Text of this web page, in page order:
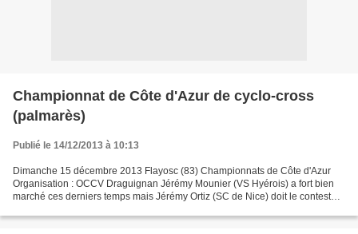
Championnat de Côte d'Azur de cyclo-cross
(palmarès)
Publié le 14/12/2013 à 10:13
Dimanche 15 décembre 2013 Flayosc (83) Championnats de Côte d'Azur
Organisation : OCCV Draguignan Jérémy Mounier (VS Hyérois) a fort bien
marché ces derniers temps mais Jérémy Ortiz (SC de Nice) doit le contester.